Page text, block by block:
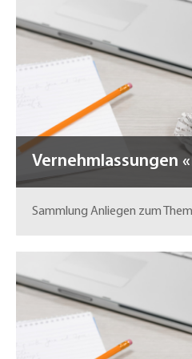
Vernehmlassungen
Sammlung Anliegen zum